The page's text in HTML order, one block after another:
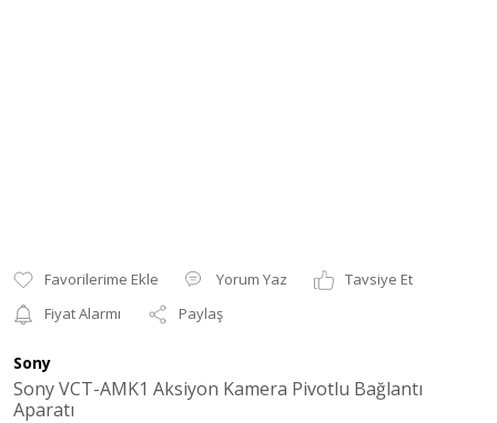
Yorum Yaz
Tavsiye Et
Fiyat Alarmı
Paylaş
Sony
Sony VCT-AMK1 Aksiyon Kamera Pivotlu Bağlantı
Aparatı